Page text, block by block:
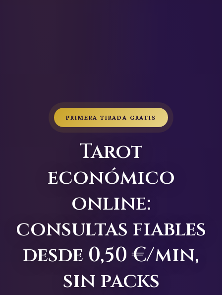
PRIMERA TIRADA GRATIS
Tarot
económico
online:
consultas fiables
desde 0,50 €/min,
sin packs